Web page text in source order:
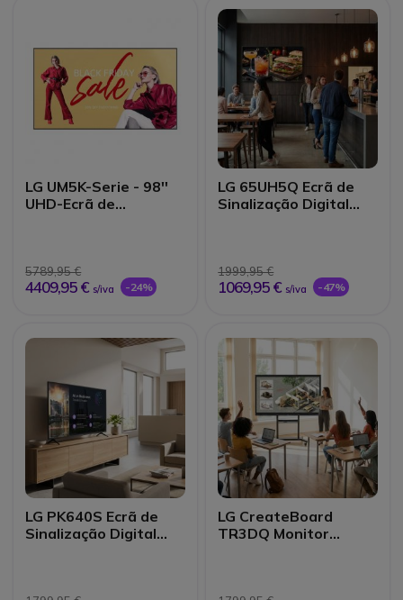
LG UM5K-Serie - 98''
UHD-Ecrã de
5789,95 €
4409,95 € s/iva -24%
LG 65UH5Q Ecrã de
Sinalização Digital
1999,95 €
1069,95 € s/iva -47%
LG PK640S Ecrã de
Sinalização Digital
LG CreateBoard
TR3DQ Monitor